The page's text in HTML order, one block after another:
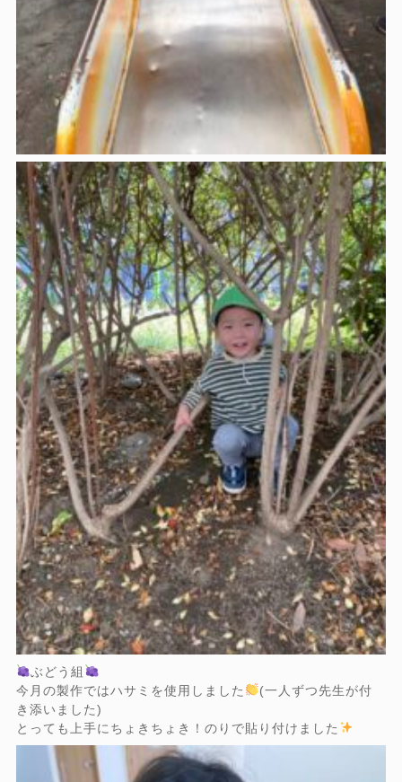
ぶどう組
今月の製作ではハサミを使用しました
(一人ずつ先生が付
き添いました)
とっても上手にちょきちょき！のりで貼り付けました